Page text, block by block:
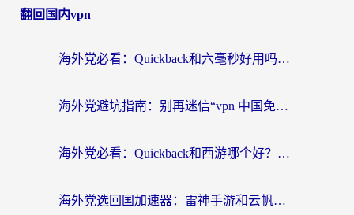
翻回国内vpn
海外党必看：Quickback和六毫秒好用吗？3步选对回国加速器，无缝刷国内剧玩游戏
海外党避坑指南：别再迷信“vpn 中国免费”，选对回国加速器才能无缝刷国内资源
海外党必看：Quickback和西游哪个好？3个维度教你选对回国加速器
海外党选回国加速器：雷神手游和云帆哪个好？附3组对比+避坑指南